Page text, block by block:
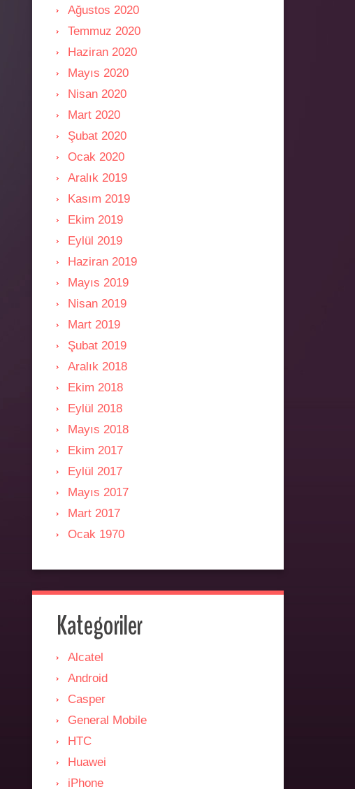
Ağustos 2020
Temmuz 2020
Haziran 2020
Mayıs 2020
Nisan 2020
Mart 2020
Şubat 2020
Ocak 2020
Aralık 2019
Kasım 2019
Ekim 2019
Eylül 2019
Haziran 2019
Mayıs 2019
Nisan 2019
Mart 2019
Şubat 2019
Aralık 2018
Ekim 2018
Eylül 2018
Mayıs 2018
Ekim 2017
Eylül 2017
Mayıs 2017
Mart 2017
Ocak 1970
Kategoriler
Alcatel
Android
Casper
General Mobile
HTC
Huawei
iPhone